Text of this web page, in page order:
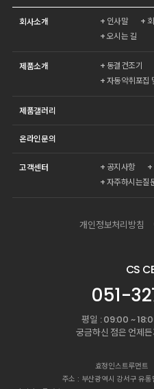
회사소개 인사말
오시는 길
제품소개 동결건조기
자동악취포집
제품갤러리
온라인문의
고객센터 공지사항
자주하시는질
개인정보처리방침
CS
051-
평일 : 09:00 ~
궁금하신 점은 언제
효정인스트루먼트
주소 : 부산광역시 강서구 유